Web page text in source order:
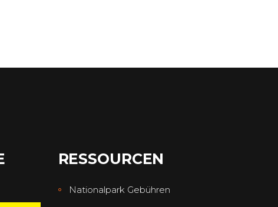
RESSOURCEN
Nationalpark Gebühren